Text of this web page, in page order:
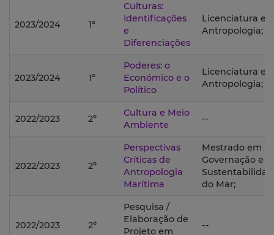
2023/2024 1º
Culturas:
Identificações
e
Diferenciações
Licenciatura
Antropologia;
2023/2024 1º
Poderes: o
Económico e o
Político
Licenciatura
Antropologia;
2022/2023 2º
Cultura e Meio
Ambiente
--
2022/2023 2º
Perspectivas
Críticas de
Antropologia
Marítima
Mestrado em
Governação e
do Mar;
2022/2023 2º
Pesquisa /
Elaboração de
Projeto em
--